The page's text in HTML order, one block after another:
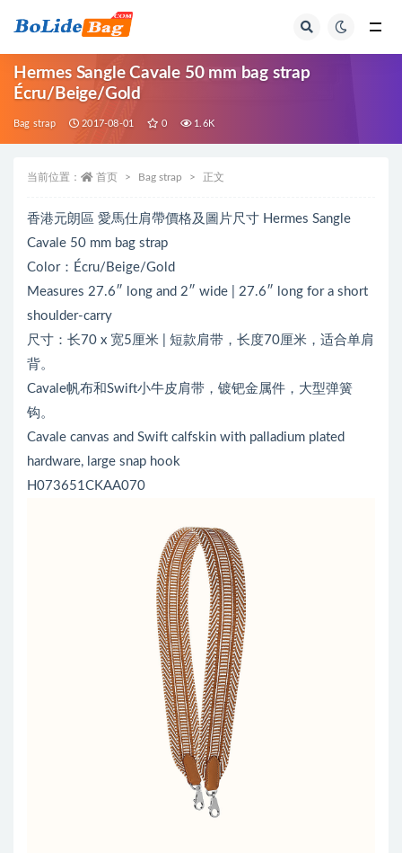
Hermes Sangle Cavale 50 mm bag strap
Écru/Beige/Gold
Bag strap 2017-08-01 0 1.6K
当前位置： 首页 Bag strap 正文
香港元朗區 愛馬仕肩帶價格及圖片尺寸 Hermes Sangle
Cavale 50 mm bag strap
Color：Écru/Beige/Gold
Measures 27.6″ long and 2″ wide | 27.6″ long for a short
shoulder-carry
尺寸：长70 x 宽5厘米 | 短款肩带，长度70厘米，适合单肩
背。
Cavale帆布和Swift小牛皮肩带，镀钯金属件，大型弹簧
钩。
Cavale canvas and Swift calfskin with palladium plated
hardware, large snap hook
H073651CKAA070